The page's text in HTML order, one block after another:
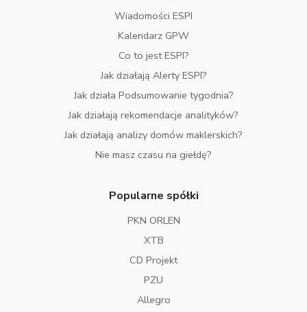
Wiadomości ESPI
Kalendarz GPW
Co to jest ESPI?
Jak działają Alerty ESPI?
Jak działa Podsumowanie tygodnia?
Jak działają rekomendacje analityków?
Jak działają analizy domów maklerskich?
Nie masz czasu na giełdę?
Popularne spółki
PKN ORLEN
XTB
CD Projekt
PZU
Allegro